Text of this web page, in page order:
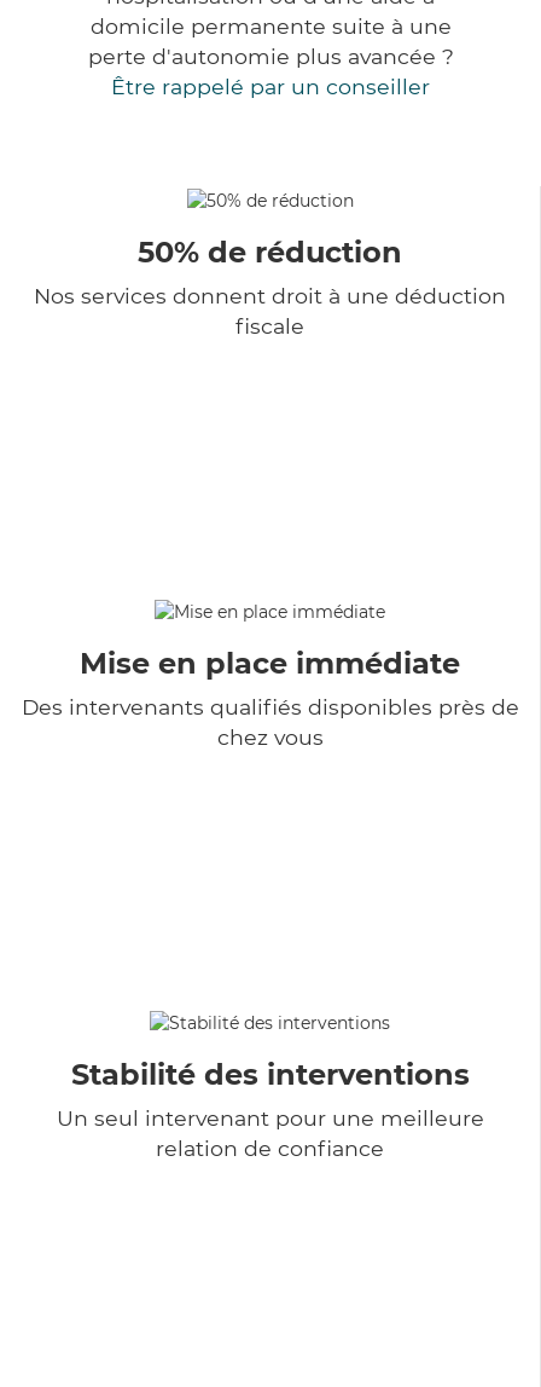
domicile permanente suite à une
perte d'autonomie plus avancée ?
Être rappelé par un conseiller
50% de réduction
Nos services donnent droit à une déduction
fiscale
Mise en place immédiate
Des intervenants qualifiés disponibles près de
chez vous
Stabilité des interventions
Un seul intervenant pour une meilleure
relation de confiance